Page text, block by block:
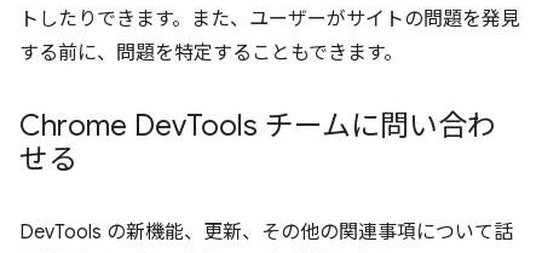
トしたりできます。また、ユーザーがサイトの問題を発見
する前に、問題を特定することもできます。
Chrome DevTools チームに問い合わ
せる
DevTools の新機能、更新、その他の関連事項について話